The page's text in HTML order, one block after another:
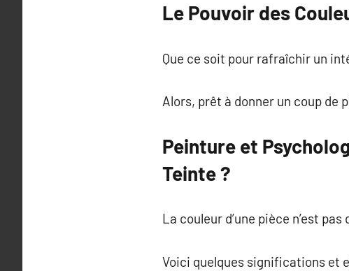
Le Pouvoir des
Que ce soit pour rafraîchir un
Alors, prêt à donner un coup de
Peinture et
Teinte ?
La couleur d’une pièce n’est
Voici quelques significations et